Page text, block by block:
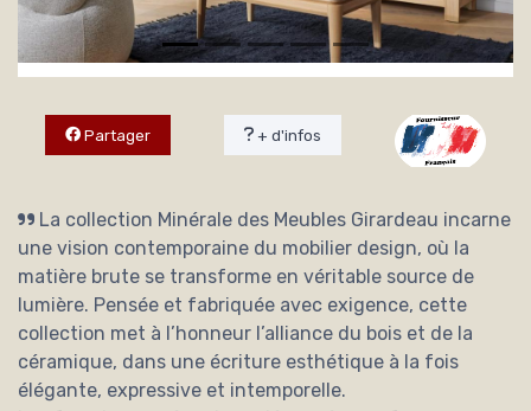
Partager + d'infos
La collection Minérale des Meubles Girardeau incarne
une vision contemporaine du mobilier design, où la
matière brute se transforme en véritable source de
lumière. Pensée et fabriquée avec exigence, cette
collection met à l’honneur l’alliance du bois et de la
céramique, dans une écriture esthétique à la fois
élégante, expressive et intemporelle.